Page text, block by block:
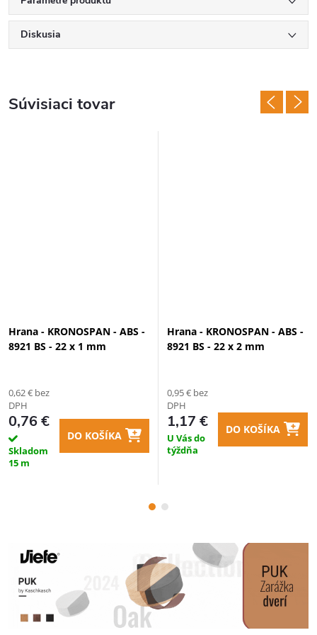
Diskusia
Súvisiaci tovar
Hrana - KRONOSPAN - ABS -
8921 BS - 22 x 1 mm
0,62 € bez
DPH
0,76 €
Skladom
15 m
DO KOŠÍKA
Hrana - KRONOSPAN - ABS -
8921 BS - 22 x 2 mm
0,95 € bez
DPH
1,17 €
U Vás do
týždňa
DO KOŠÍKA